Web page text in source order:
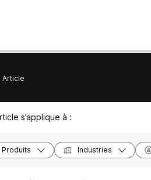
Article
s’applique à :
Produits Industries